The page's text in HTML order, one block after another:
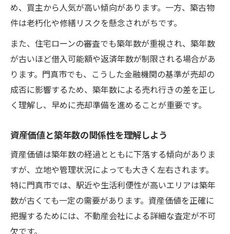
め、買主から人気が高い傾向があります。一方、築古物
件は老朽化や修繕リスクを懸念されがちです。
また、住宅ローンの審査でも築年数が重視され、築年数
が古いほど借入可能額や返済年数が制限される場合があ
ります。門真市でも、こうした金融機関の基準が売却の
成否に影響するため、築年数による売れ行きの差を正し
く理解し、早めに売却準備を進めることが重要です。
資産価値と築年数の関係性を理解しよう
資産価値は築年数の経過とともに下落する傾向がありま
すが、立地や管理状況によっても大きく左右されます。
特に門真市では、駅近や生活利便性が高いエリアは築年
数が古くても一定の需要があります。資産価値を正確に
把握するためには、不動産会社による詳細な査定が不可
欠です。